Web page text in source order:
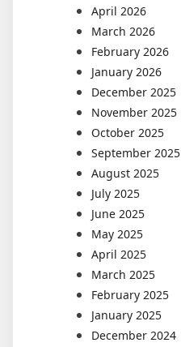
April 2026
March 2026
February 2026
January 2026
December 2025
November 2025
October 2025
September 2025
August 2025
July 2025
June 2025
May 2025
April 2025
March 2025
February 2025
January 2025
December 2024